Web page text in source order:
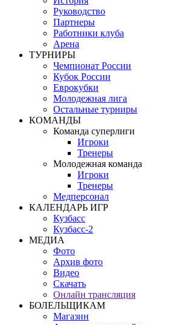
Руководство
Партнеры
Работники клуба
Арена
ТУРНИРЫ
Чемпионат России
Кубок России
Еврокубки
Молодежная лига
Остальные турниры
КОМАНДЫ
Команда суперлиги
Игроки
Тренеры
Молодежная команда
Игроки
Тренеры
Медперсонал
КАЛЕНДАРЬ ИГР
Кузбасс
Кузбасс-2
МЕДИА
Фото
Архив фото
Видео
Скачать
Онлайн трансляция
БОЛЕЛЬЩИКАМ
Магазин